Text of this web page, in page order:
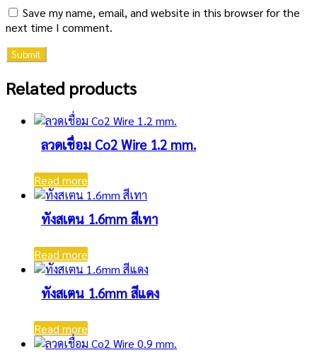
Save my name, email, and website in this browser for the
next time I comment.
Related products
ลวดเชื่อม Co2 Wire 1.2 mm.
Read more
ทังสเตน 1.6mm สีเทา
Read more
ทังสเตน 1.6mm สีแดง
Read more